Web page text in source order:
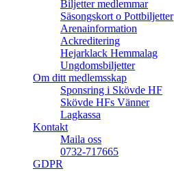
Biljetter medlemmar
Säsongskort o Pottbiljetter
Arenainformation
Ackreditering
Hejarklack Hemmalag
Ungdomsbiljetter
Om ditt medlemsskap
Sponsring i Skövde HF
Skövde HFs Vänner
Lagkassa
Kontakt
Maila oss
0732-717665
GDPR